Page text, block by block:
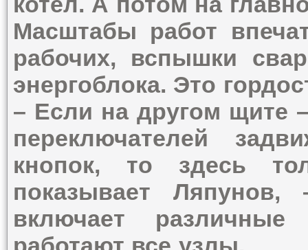
Масштабы работ
рабочих, вспышки
энергоблока. Это
– Если на другом щите
переключателей
кнопок, то здесь
показывает
включает